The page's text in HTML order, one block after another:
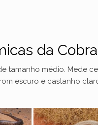
da
tamanho médio. Mede
escuro e castanho